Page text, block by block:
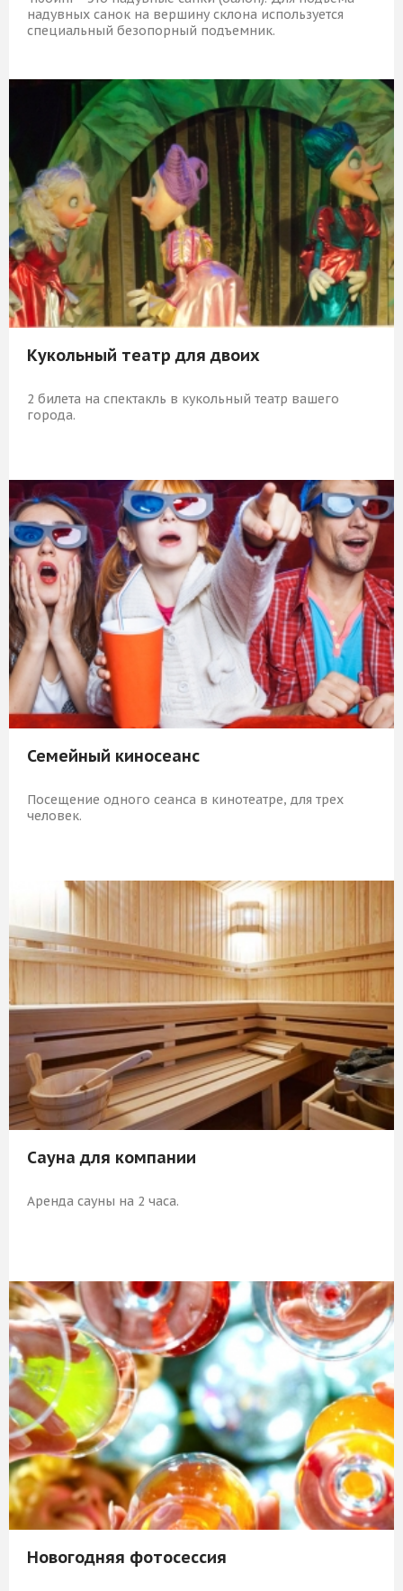
надувных санок на вершину склона используется
специальный безопорный подъемник.
1 749 Р КУПИТЬ
Кукольный театр для двоих
2 билета на спектакль в кукольный театр вашего
города.
1 509 Р КУПИТЬ
Семейный киносеанс
Посещение одного сеанса в кинотеатре, для трех
человек.
1 509 Р КУПИТЬ
Сауна для компании
Аренда сауны на 2 часа.
8 009 Р КУПИТЬ
Новогодняя фотосессия